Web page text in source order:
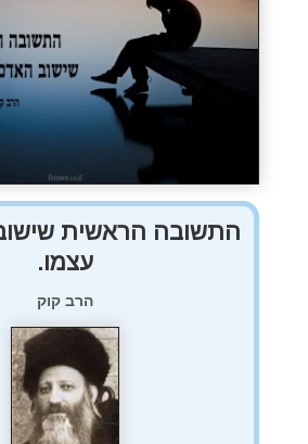
התשובה הראשית
עצמו.
הרב קוק